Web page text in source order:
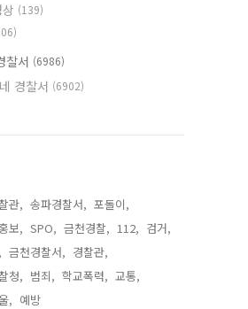
(139)
찰서 (6986)
경찰서 (6902)
관, 송파경찰서, 포돌이,
보, SPO, 금천경찰, 112, 검거,
금천경찰서, 경찰관,
청, 범죄, 학교폭력, 교통,
, 예방,